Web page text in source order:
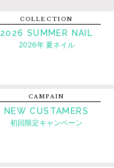
COLLECTION
2026 SUMMER NAIL
2026年 夏ネイル
CAMPAIN
NEW CUSTAMERS
初回限定キャンペーン